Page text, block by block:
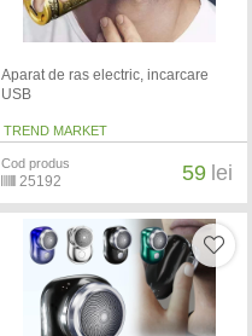
Aparat de ras electric, incarcare
USB
TREND MARKET
Cod produs
25192 59 lei